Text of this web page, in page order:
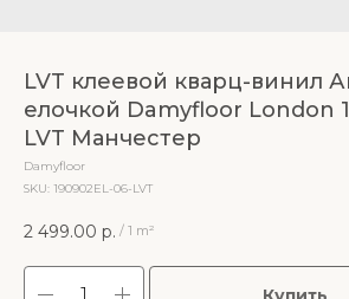
LVT клеевой кварц-винил
елочкой Damyfloor London
LVT Манчестер
Damyfloor
SKU: 190902EL-06-LVT
2 499.00 р. / 1 m²